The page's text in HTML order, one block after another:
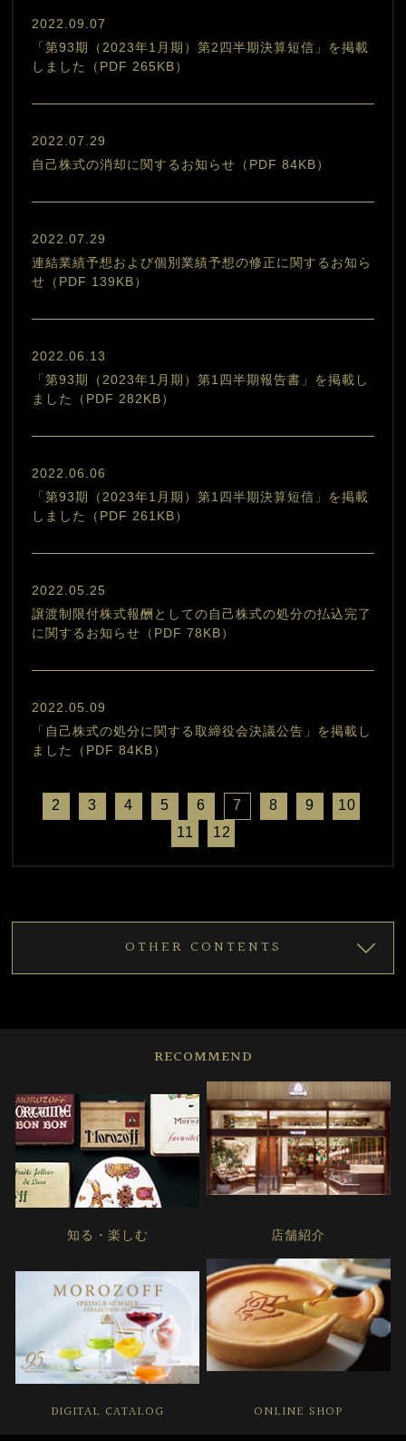
2022.09.07
「第93期（2023年1月期）第2四半期決算短信」を掲載
しました（PDF 265KB）
2022.07.29
自己株式の消却に関するお知らせ（PDF 84KB）
2022.07.29
連結業績予想および個別業績予想の修正に関するお知ら
せ（PDF 139KB）
2022.06.13
「第93期（2023年1月期）第1四半期報告書」を掲載し
ました（PDF 282KB）
2022.06.06
「第93期（2023年1月期）第1四半期決算短信」を掲載
しました（PDF 261KB）
2022.05.25
譲渡制限付株式報酬としての自己株式の処分の払込完了
に関するお知らせ（PDF 78KB）
2022.05.09
「自己株式の処分に関する取締役会決議公告」を掲載し
ました（PDF 84KB）
2 3 4 5 6 7 8 9
10
11
12
OTHER CONTENTS
RECOMMEND
知る・楽しむ 店舗紹介
DIGITAL CATALOG ONLINE SHOP